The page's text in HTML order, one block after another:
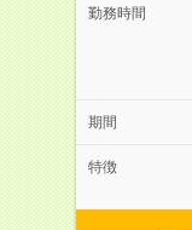
勤務時間
期間
特徴